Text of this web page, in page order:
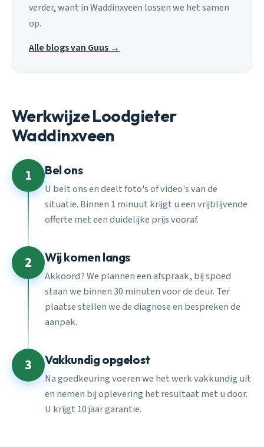
verder, want in Waddinxveen lossen we het samen
op.
Alle blogs van Guus →
Werkwijze Loodgieter
Waddinxveen
1 Bel ons
U belt ons en deelt foto's of video's van de
situatie. Binnen 1 minuut krijgt u een vrijblijvende
offerte met een duidelijke prijs vooraf.
2 Wij komen langs
Akkoord? We plannen een afspraak, bij spoed
staan we binnen 30 minuten voor de deur. Ter
plaatse stellen we de diagnose en bespreken de
aanpak.
3 Vakkundig opgelost
Na goedkeuring voeren we het werk vakkundig uit
en nemen bij oplevering het resultaat met u door.
U krijgt 10 jaar garantie.